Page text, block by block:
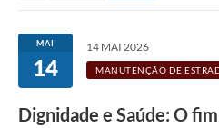
MAI
14
14 MAI 2026
MANUTENÇÃO DE
Dignidade e Saúde: O